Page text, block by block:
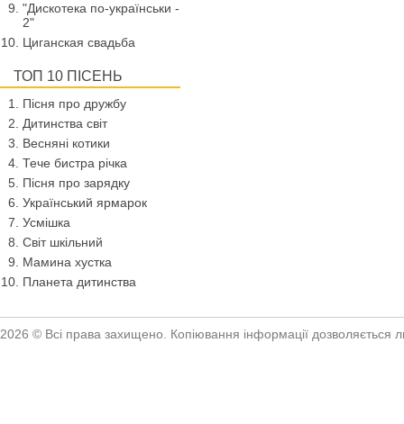
"Дискотека по-українськи -
2"
Циганская свадьба
ТОП 10 ПІСЕНЬ
Пісня про дружбу
Дитинства світ
Весняні котики
Тече бистра річка
Пісня про зарядку
Український ярмарок
Усмішка
Світ шкільний
Мамина хустка
Планета дитинства
2026 © Всі права захищено. Копіювання інформації дозволяється